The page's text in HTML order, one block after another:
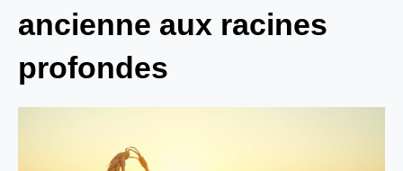
ancienne aux racines
profondes